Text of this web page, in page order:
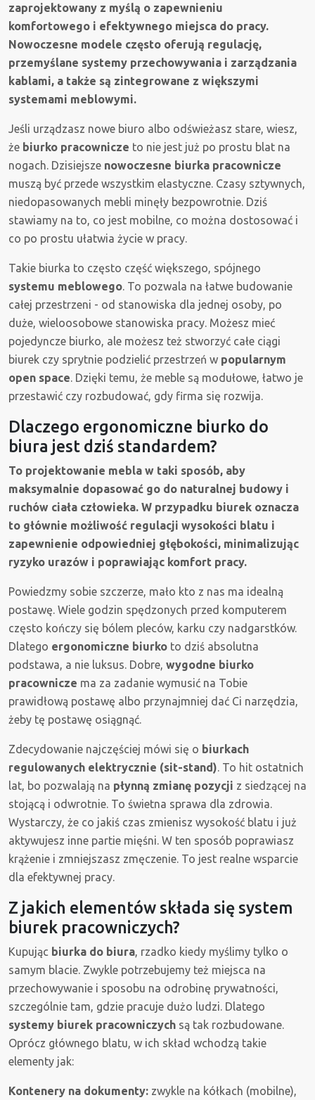
zaprojektowany z myślą o zapewnieniu
komfortowego i efektywnego miejsca do pracy.
Nowoczesne modele często oferują regulację,
przemyślane systemy przechowywania i zarządzania
kablami, a także są zintegrowane z większymi
systemami meblowymi.
Jeśli urządzasz nowe biuro albo odświeżasz stare, wiesz,
że biurko pracownicze to nie jest już po prostu blat na
nogach. Dzisiejsze nowoczesne biurka pracownicze
muszą być przede wszystkim elastyczne. Czasy sztywnych,
niedopasowanych mebli minęły bezpowrotnie. Dziś
stawiamy na to, co jest mobilne, co można dostosować i
co po prostu ułatwia życie w pracy.
Takie biurka to często część większego, spójnego
systemu meblowego . To pozwala na łatwe budowanie
całej przestrzeni - od stanowiska dla jednej osoby, po
duże, wieloosobowe stanowiska pracy. Możesz mieć
pojedyncze biurko, ale możesz też stworzyć całe ciągi
biurek czy sprytnie podzielić przestrzeń w popularnym
open space . Dzięki temu, że meble są modułowe, łatwo je
przestawić czy rozbudować, gdy firma się rozwija.
Dlaczego ergonomiczne biurko do
biura jest dziś standardem?
To projektowanie mebla w taki sposób, aby
maksymalnie dopasować go do naturalnej budowy i
ruchów ciała człowieka. W przypadku biurek oznacza
to głównie możliwość regulacji wysokości blatu i
zapewnienie odpowiedniej głębokości, minimalizując
ryzyko urazów i poprawiając komfort pracy.
Powiedzmy sobie szczerze, mało kto z nas ma idealną
postawę. Wiele godzin spędzonych przed komputerem
często kończy się bólem pleców, karku czy nadgarstków.
Dlatego ergonomiczne biurko to dziś absolutna
podstawa, a nie luksus. Dobre, wygodne biurko
pracownicze ma za zadanie wymusić na Tobie
prawidłową postawę albo przynajmniej dać Ci narzędzia,
żeby tę postawę osiągnąć.
Zdecydowanie najczęściej mówi się o biurkach
regulowanych elektrycznie (sit-stand) . To hit ostatnich
lat, bo pozwalają na płynną zmianę pozycji z siedzącej na
stojącą i odwrotnie. To świetna sprawa dla zdrowia.
Wystarczy, że co jakiś czas zmienisz wysokość blatu i już
aktywujesz inne partie mięśni. W ten sposób poprawiasz
krążenie i zmniejszasz zmęczenie. To jest realne wsparcie
dla efektywnej pracy.
Z jakich elementów składa się system
biurek pracowniczych?
Kupując biurka do biura , rzadko kiedy myślimy tylko o
samym blacie. Zwykle potrzebujemy też miejsca na
przechowywanie i sposobu na odrobinę prywatności,
szczególnie tam, gdzie pracuje dużo ludzi. Dlatego
systemy biurek pracowniczych są tak rozbudowane.
Oprócz głównego blatu, w ich skład wchodzą takie
elementy jak:
Kontenery na dokumenty: zwykle na kółkach (mobilne),